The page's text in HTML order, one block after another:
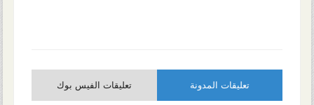
تعليقات المدونة تعليقات الفيس بوك